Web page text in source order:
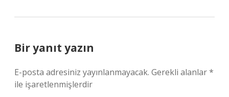
Bir yanıt yazın
E-posta adresiniz yayınlanmayacak. Gerekli alanlar*
ile işaretlenmişlerdir